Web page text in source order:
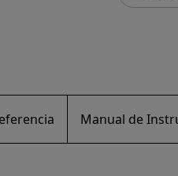
Manual de